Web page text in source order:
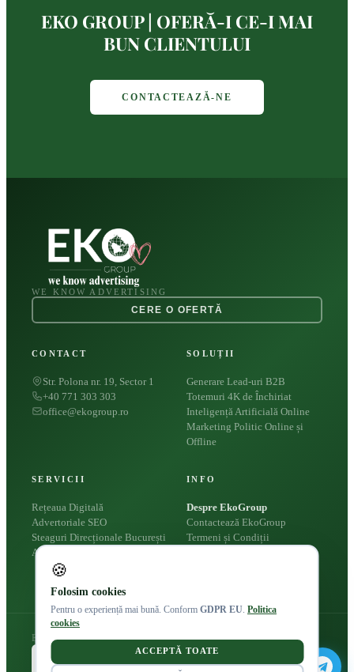
EKO GROUP | OFERĂ-I CE-I MAI
BUN CLIENTULUI
CONTACTEAZĂ-NE
WE KNOW ADVERTISING
CERE O OFERTĂ
CONTACT
Str. Polona nr. 19, Sector 1
+40 771 303 303
office@ekogroup.ro
SOLUȚII
Generare Lead-uri B2B
Totemuri 4K de Închiriat
Inteligență Artificială Online
Marketing Politic Online și
Offline
SERVICII
Rețeaua Digitală
Advertoriale SEO
Steaguri Direcționale București
Apariții Presă
INFO
Despre EkoGroup
Contactează EkoGroup
Termeni și Condiții
Eko Group © 2026
🍪
Folosim cookies
Pentru o experiență mai bună. Conform GDPR EU Politica
cookies
ACCEPTĂ TOATE